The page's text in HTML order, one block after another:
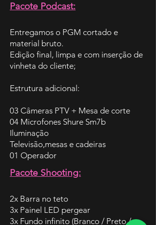
Pacote Podcast:
Entregamos o PGM cortado e
material bruto.
Edição final, limpa e com inserção de
vinheta do cliente;
Estrutura adicional:
03 Câmeras PTV + Mesa de corte
04 Microfones Shure Sm7b
Iluminação
Televisão,mesas e cadeiras
01 Operador
Pacote Shooting:
2x Barra no teto
3x Painel LED pergear
3x Fundo infinito (Branco / Preto /